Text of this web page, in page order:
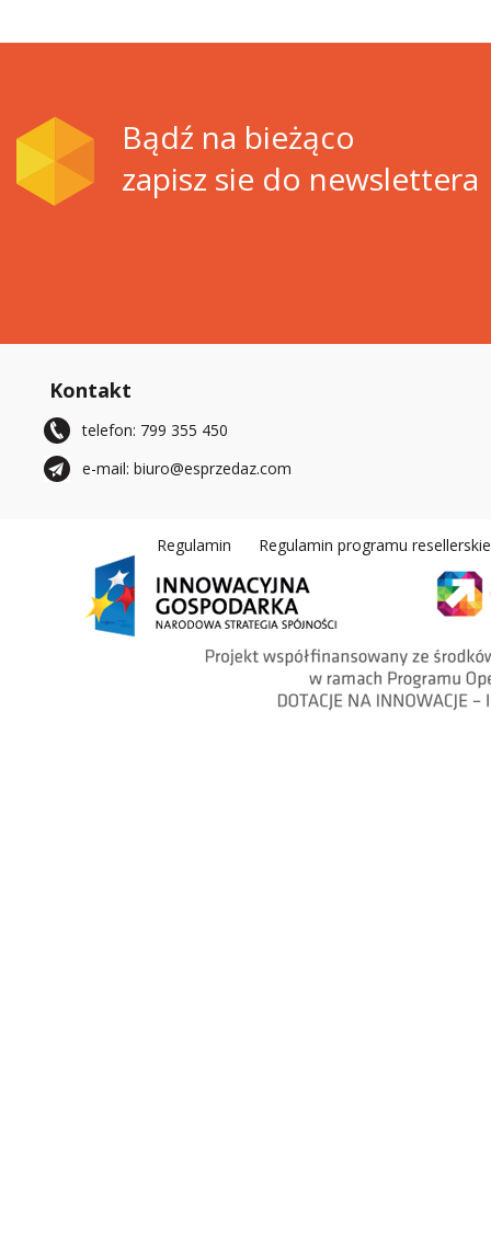
Bądź na bieżąco
zapisz sie do newslettera
Kontakt
telefon: 799 355 450
e-mail: biuro@esprzedaz.com
Regulamin Regulamin programu